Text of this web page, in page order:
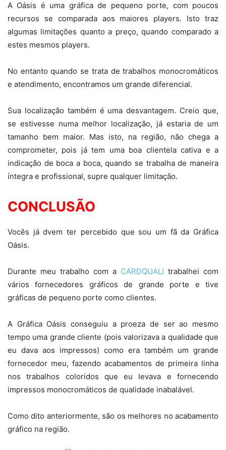
A Oásis é uma gráfica de pequeno porte, com poucos
recursos se comparada aos maiores players. Isto traz
algumas limitações quanto a preço, quando comparado a
estes mesmos players.
No entanto quando se trata de trabalhos monocromáticos
e atendimento, encontramos um grande diferencial.
Sua localização também é uma desvantagem. Creio que,
se estivesse numa melhor localização, já estaria de um
tamanho bem maior. Mas isto, na região, não chega a
comprometer, pois já tem uma boa clientela cativa e a
indicação de boca a boca, quando se trabalha de maneira
íntegra e profissional, supre qualquer limitação.
CONCLUSÃO
Vocês já dvem ter percebido que sou um fã da Gráfica
Oásis.
Durante meu trabalho com a CARDQUALI trabalhei com
vários fornecedores gráficos de grande porte e tive
gráficas de pequeno porte como clientes.
A Gráfica Oásis conseguiu a proeza de ser ao mesmo
tempo uma grande cliente (pois valorizava a qualidade que
eu dava aos impressos) como era também um grande
fornecedor meu, fazendo acabamentos de primeira linha
nos trabalhos coloridos que eu levava e fornecendo
impressos monocromáticos de qualidade inabalável.
Como dito anteriormente, são os melhores no acabamento
gráfico na região.